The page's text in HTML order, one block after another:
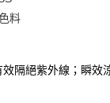
料
隔絕紫外線；瞬效